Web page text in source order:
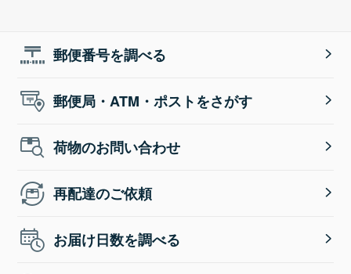
郵便番号を調べる
郵便局・ATM・ポストをさがす
荷物のお問い合わせ
再配達のご依頼
お届け日数を調べる